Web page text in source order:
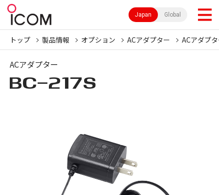
Japan Global
トップ 製品情報 オプション ACアダプター ACアダプ
ACアダプター
BC-217S